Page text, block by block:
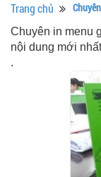
Trang chủ
Chuyên in menu
nội dung mới
.